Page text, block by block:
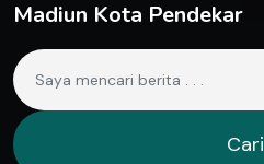
Madiun Kota Pendekar
Cari